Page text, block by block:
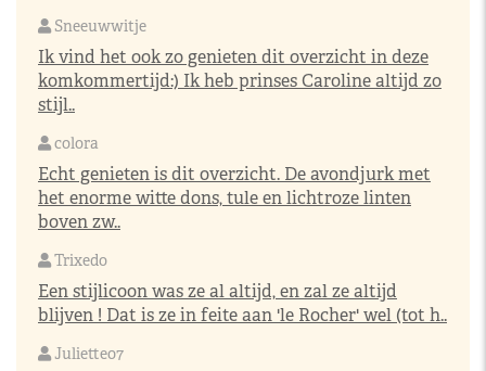
Sneeuwwitje
Ik vind het ook zo genieten dit overzicht in deze
komkommertijd:) Ik heb prinses Caroline altijd zo
stijl..
colora
Echt genieten is dit overzicht. De avondjurk met
het enorme witte dons, tule en lichtroze linten
boven zw..
Trixedo
Een stijlicoon was ze al altijd, en zal ze altijd
blijven ! Dat is ze in feite aan 'le Rocher' wel (tot h..
Juliette07